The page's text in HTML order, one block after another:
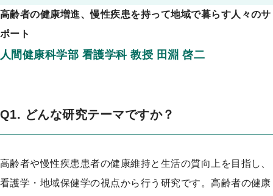
に
ッ
高齢者の健康増進、慢性疾患を持って地域で暮らす人々のサ
ポート
人間健康科学部 看護学科 教授 田淵 啓二
Q1. どんな研究テーマですか？
高齢者や慢性疾患患者の健康維持と生活の質向上を目指し、
看護学・地域保健学の視点から行う研究です。高齢者の健康